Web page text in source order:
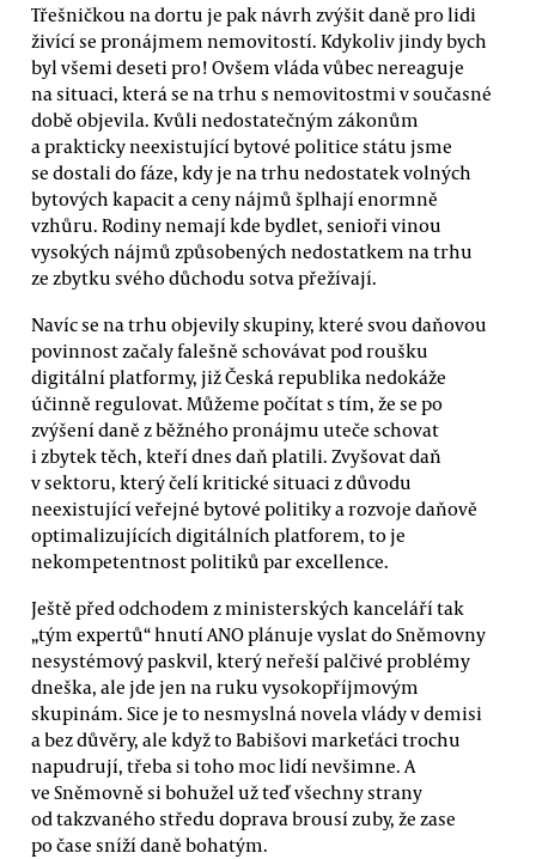
Třešničkou na dortu je pak návrh zvýšit daně pro lidi
živící se pronájmem nemovitostí. Kdykoliv jindy bych
byl všemi deseti pro! Ovšem vláda vůbec nereaguje
na situaci, která se na trhu s nemovitostmi v současné
době objevila. Kvůli nedostatečným zákonům
a prakticky neexistující bytové politice státu jsme
se dostali do fáze, kdy je na trhu nedostatek volných
bytových kapacit a ceny nájmů šplhají enormně
vzhůru. Rodiny nemají kde bydlet, senioři vinou
vysokých nájmů způsobených nedostatkem na trhu
ze zbytku svého důchodu sotva přežívají.
Navíc se na trhu objevily skupiny, které svou daňovou
povinnost začaly falešně schovávat pod roušku
digitální platformy, již Česká republika nedokáže
účinně regulovat. Můžeme počítat s tím, že se po
zvýšení daně z běžného pronájmu uteče schovat
i zbytek těch, kteří dnes daň platili. Zvyšovat daň
v sektoru, který čelí kritické situaci z důvodu
neexistující veřejné bytové politiky a rozvoje daňově
optimalizujících digitálních platforem, to je
nekompetentnost politiků par excellence.
Ještě před odchodem z ministerských kanceláří tak
„tým expertů“ hnutí ANO plánuje vyslat do Sněmovny
nesystémový paskvil, který neřeší palčivé problémy
dneška, ale jde jen na ruku vysokopříjmovým
skupinám. Sice je to nesmyslná novela vlády v demisi
a bez důvěry, ale když to Babišovi markeťáci trochu
napudrují, třeba si toho moc lidí nevšimne. A
ve Sněmovně si bohužel už teď všechny strany
od takzvaného středu doprava brousí zuby, že zase
po čase sníží daně bohatým.